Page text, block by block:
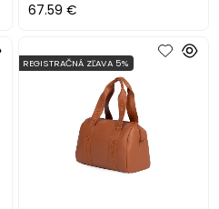
67.59 €
REGISTRAČNÁ ZĽAVA 5%